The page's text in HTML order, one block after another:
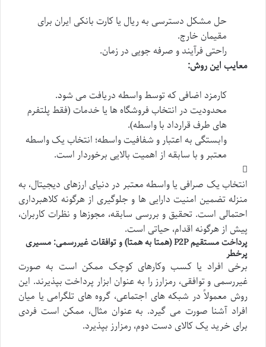
حل مشکل دسترسی به ریال یا کارت بانکی ایران برای
مقیمان خارج.
راحتی فرآیند و صرفه جویی در زمان.
معایب این روش:
کارمزد اضافی که توسط واسطه دریافت می شود.
محدودیت در انتخاب فروشگاه ها یا خدمات (فقط پلتفرم
های طرف قرارداد با واسطه).
وابستگی به اعتبار و شفافیت واسطه؛ انتخاب یک واسطه
معتبر و با سابقه از اهمیت بالایی برخوردار است.
انتخاب یک صرافی یا واسطه معتبر در دنیای ارزهای دیجیتال، به
منزله تضمین امنیت دارایی ها و جلوگیری از هرگونه کلاهبرداری
احتمالی است. تحقیق و بررسی سابقه، مجوزها و نظرات کاربران،
پیش از هرگونه اقدام، حیاتی است.
پرداخت مستقیم P2P (همتا به همتا) و توافقات غیررسمی: مسیری
پرخطر
برخی افراد یا کسب وکارهای کوچک ممکن است به صورت
غیررسمی و توافقی، رمزارز را به عنوان ابزار پرداخت بپذیرند. این
روش معمولاً در شبکه های اجتماعی، گروه های تلگرامی یا میان
افراد آشنا صورت می گیرد. به عنوان مثال، ممکن است فردی
برای خرید یک کالای دست دوم، رمزارز بپذیرد.